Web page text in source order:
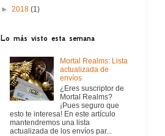
► 2018 (1)
Lo más visto esta semana
Mortal Realms: Lista
actualizada de
envíos
¿Eres suscriptor de
Mortal Realms?
¡Pues seguro que
esto te interesa! En este artículo
mantendremos una lista
actualizada de los envíos par...